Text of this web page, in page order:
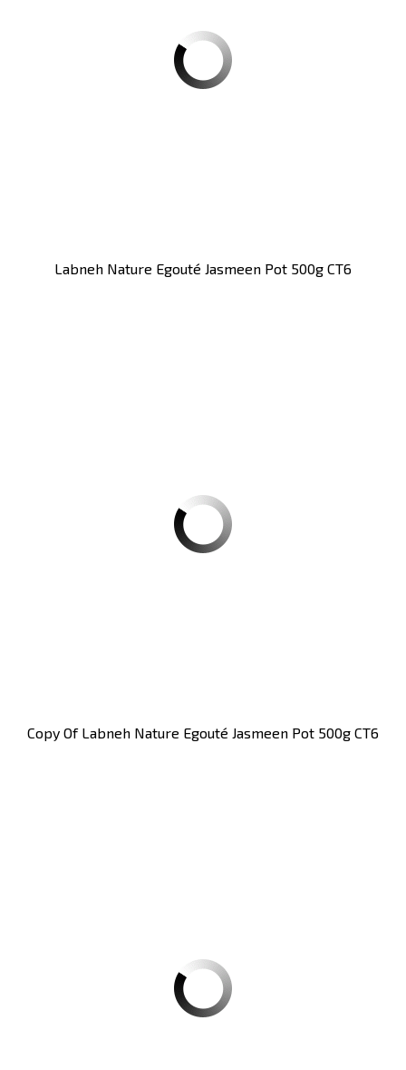
Labneh Nature Egouté Jasmeen Pot 500g CT6
Copy Of Labneh Nature Egouté Jasmeen Pot 500g CT6